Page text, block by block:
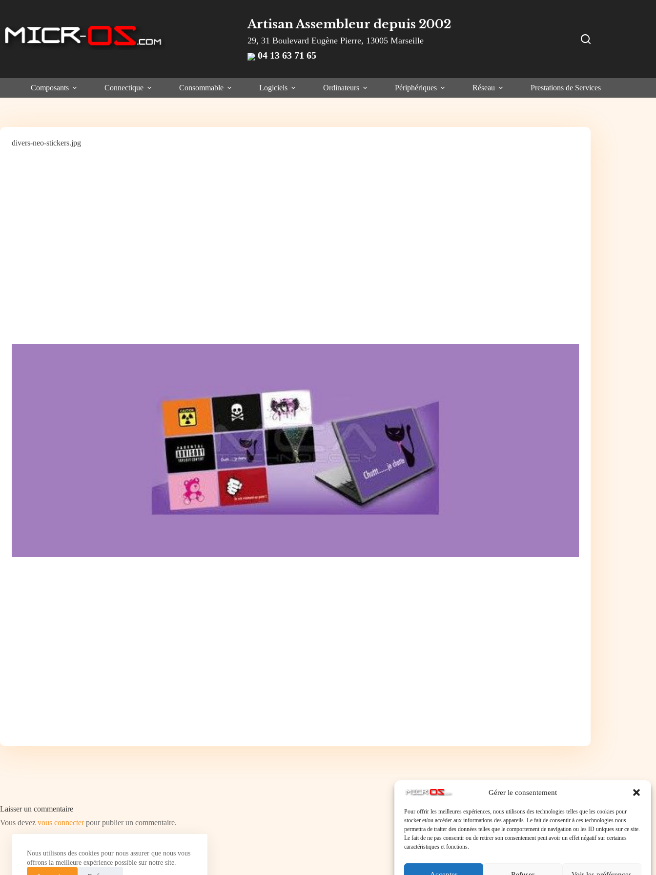
Gérer le consentement
Pour offrir les meilleures expériences, nous utilisons des technologies telles que les cookies pour
stocker et/ou accéder aux informations des appareils. Le fait de consentir à ces technologies nous
permettra de traiter des données telles que le comportement de navigation ou les ID uniques sur ce site.
Le fait de ne pas consentir ou de retirer son consentement peut avoir un effet négatif sur certaines
caractéristiques et fonctions.
Nous utilisons des cookies pour nous assurer que nous vous
offrons la meilleure expérience possible sur notre site.
Artisan Assembleur depuis 2002
29, 31 Boulevard Eugène Pierre, 13005 Marseille
04 13 63 71 65
Composants Connectique Consommable Logiciels Ordinateurs Périphériques Réseau Prestations de Services
divers-neo-stickers.jpg
Laisser un commentaire
Vous devez vous connecterpour publier un commentaire.